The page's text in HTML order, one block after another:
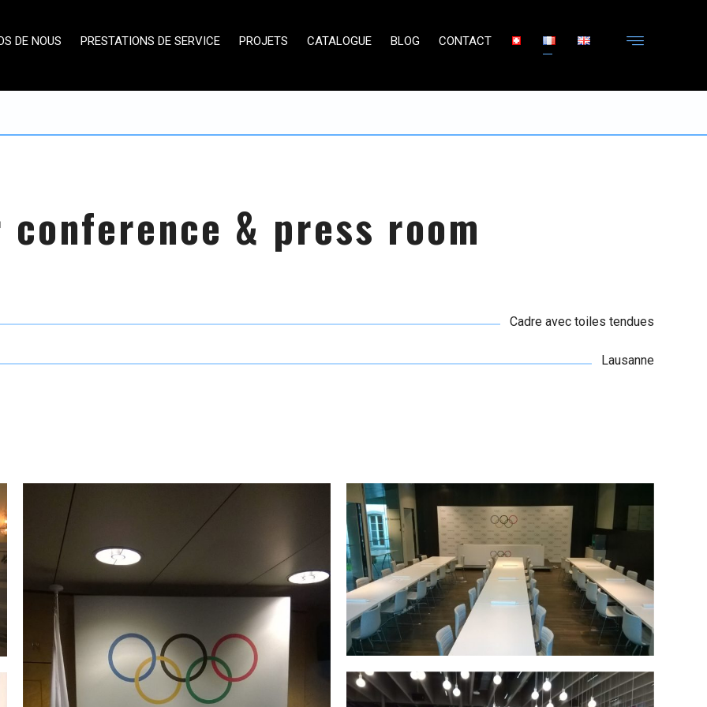
DE NOUS PRESTATIONS DE SERVICE PROJETS CATALOGUE BLOG CONTACT
conference & press room
Cadre avec toiles tendues
Lausanne